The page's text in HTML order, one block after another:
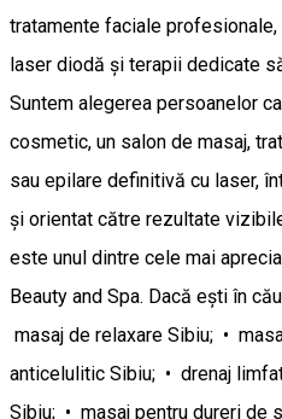
tratamente faciale
laser diodă și terapii dedicate
Suntem alegerea persoanelor
cosmetic, un salon de masaj,
sau epilare definitivă cu laser,
și orientat către rezultate
este unul dintre cele mai
Beauty and Spa. Dacă ești în
masaj de relaxare Sibiu; •
anticelulitic Sibiu; • drenaj
Sibiu; • masaj pentru dureri de